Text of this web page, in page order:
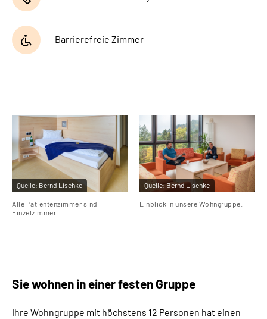
Barrierefreie Zimmer
Quelle: Bernd Lischke
Alle Patientenzimmer sind
Einzelzimmer.
Quelle:Bernd Lischke
Einblick in unsere Wohngruppe.
Sie wohnen in einer festen Gruppe
Ihre Wohngruppe mit höchstens 12 Personen hat einen